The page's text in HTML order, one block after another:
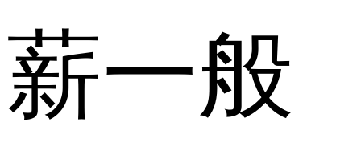
薪一般